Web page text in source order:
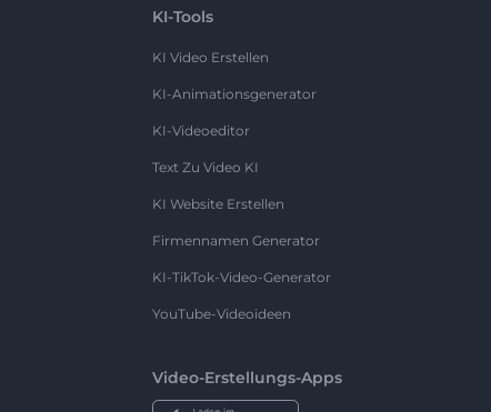
KI-Tools
KI Video Erstellen
KI-Animationsgenerator
KI-Videoeditor
Text Zu Video KI
KI Website Erstellen
Firmennamen Generator
KI-TikTok-Video-Generator
YouTube-Videoideen
Video-Erstellungs-Apps